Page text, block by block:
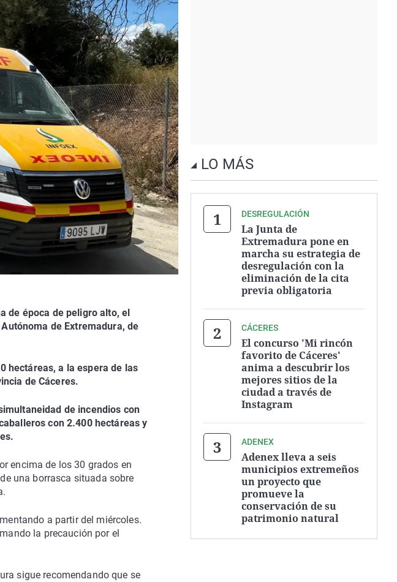
de época de peligro alto, el
de Extremadura, de
hectáreas, a la espera de las
de Cáceres.
de incendios con
con 2.400 hectáreas y
encima de los 30 grados en
una borrasca situada sobre
a partir del miércoles.
la precaución por el
sigue recomendando que se
LO MÁS
DESREGULACIÓN
La Junta de
Extremadura pone en
marcha su estrategia de
desregulación con la
eliminación de la cita
previa obligatoria
CÁCERES
El concurso 'Mi rincón
favorito de Cáceres'
anima a descubrir los
mejores sitios de la
ciudad a través de
Instagram
ADENEX
Adenex lleva a seis
municipios extremeños
un proyecto que
promueve la
conservación de su
patrimonio natural